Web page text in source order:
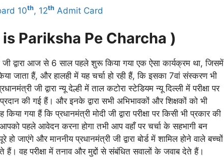
10th, 12th Admit Card
Pariksha Pe Charcha )
द्वारा आज से 6 साल पहले शुरू किया गया एक ऐसा कार्यक्रम था, जिसमें
जाता हैं, और हालही में यह चर्चा हो रही हैं, कि इसका 7वां संस्करण भी
जी द्वारा न्यू देल्ही में ताल कटोरा स्टेडियम न्यू दिल्ली में परीक्षा पर
प्रदान की गई हैं। और इनके द्वारा सभी अभिभावकों और शिक्षकों को भी
गया हैं कि प्रधानमंत्री मोदी जी द्वारा परीक्षा पर किसी भी प्रकार की
पहले आवेदन करना होगा तभी आप वहाँ पर चर्चा के सहभागी बन
और माननीय प्रधानमंत्री जी द्वारा बोर्ड में शामिल होने वाले बच्चों
हैं। वह परीक्षा में तनाव और मुद्दों से संबंधित सवालों के जवाब देते हैं।